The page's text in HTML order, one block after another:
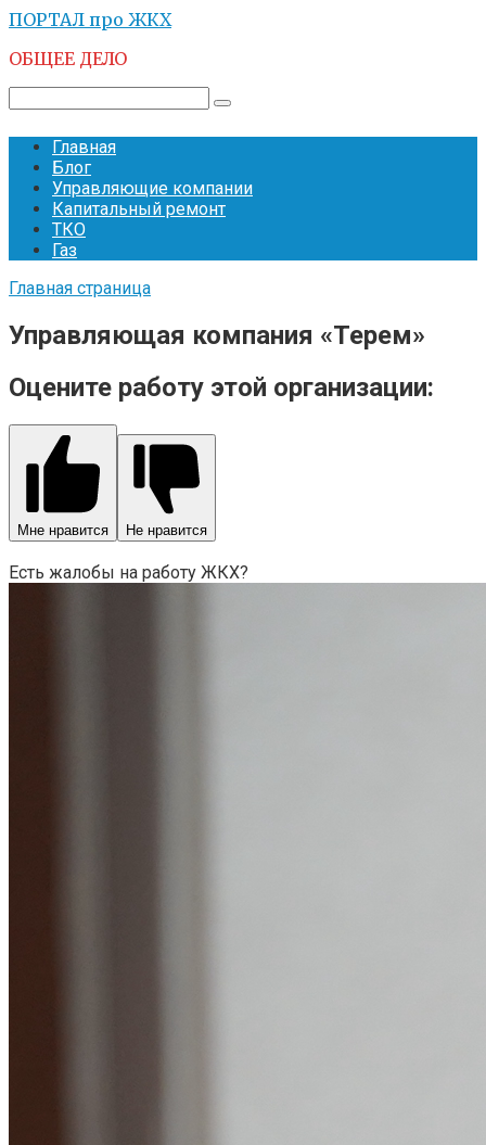
Перейти
контенту
ПОРТАЛ про ЖКХ
ОБЩЕЕ ДЕЛО
Главная
Блог
Управляющие компании
Капитальный ремонт
ТКО
Газ
Главная страница
Управляющая компания «Терем»
Оцените работу этой организации:
Мне нравится Не нравится
Есть жалобы на работу ЖКХ?